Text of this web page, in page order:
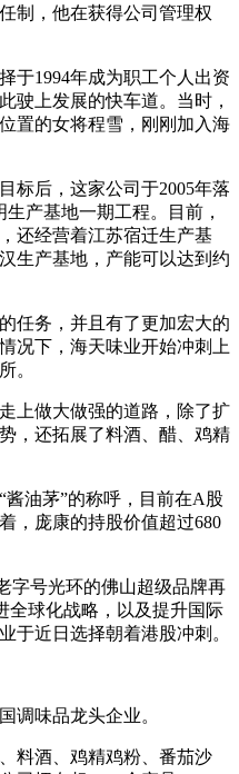
制，他在获得公司管理权
于1994年成为职工个人出资
驶上发展的快车道。当时，
置的女将程雪，刚刚加入海
标后，这家公司于2005年落
产基地一期工程。目前，
还经营着江苏宿迁生产基
生产基地，产能可以达到约
任务，并且有了更加宏大的
况下，海天味业开始冲刺上
。
上做大做强的道路，除了扩
，还拓展了料酒、醋、鸡精
油茅”的称呼，目前在A股
，庞康的持股价值超过680
字号光环的佛山超级品牌再
全球化战略，以及提升国际
于近日选择朝着港股冲刺。
调味品龙头企业。
料酒、鸡精鸡粉、番茄沙